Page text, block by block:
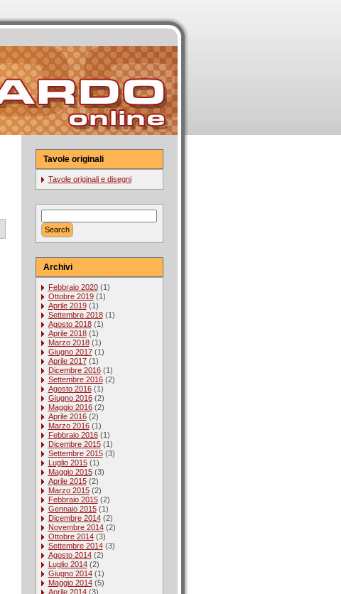
Tavole originali
Tavole originali e disegni
Archivi
Febbraio 2020(1)
Ottobre 2019(1)
Aprile 2019(1)
Settembre 2018(1)
Agosto 2018(1)
Aprile 2018(1)
Marzo 2018(1)
Giugno 2017(1)
Aprile 2017(1)
Dicembre 2016(1)
Settembre 2016(2)
Agosto 2016(1)
Giugno 2016(2)
Maggio 2016(2)
Aprile 2016(2)
Marzo 2016(1)
Febbraio 2016(1)
Dicembre 2015(1)
Settembre 2015(3)
Luglio 2015(1)
Maggio 2015(3)
Aprile 2015(2)
Marzo 2015(2)
Febbraio 2015(2)
Gennaio 2015(1)
Dicembre 2014(2)
Novembre 2014(2)
Ottobre 2014(3)
Settembre 2014(3)
Agosto 2014(2)
Luglio 2014(2)
Giugno 2014(1)
Maggio 2014(5)
Aprile 2014(3)